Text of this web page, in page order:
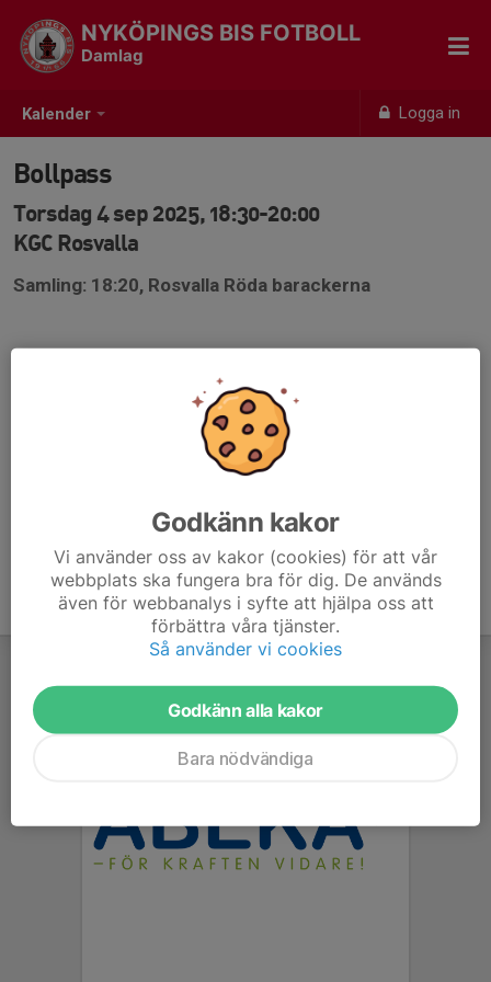
Kalender Logga in
NYKÖPINGS BIS FOTBOLL
Damlag
Bollpass
Torsdag 4 sep 2025, 18:30-20:00
KGC Rosvalla
Samling: 18:20, Rosvalla Röda barackerna
Godkänn kakor
Vi använder oss av kakor (cookies) för att vår
webbplats ska fungera bra för dig. De används
även för webbanalys i syfte att hjälpa oss att
förbättra våra tjänster.
Så använder vi cookies
Godkänn alla kakor
Bara nödvändiga